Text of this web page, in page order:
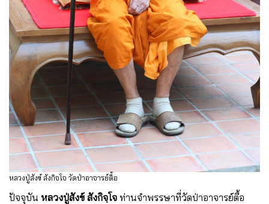
หลวงปู่สังข์ สังกิจโจ วัดป่าอาจารย์ตื้อ
ปัจจุบัน หลวงปู่สังข์ สังกิจฺโจ ท่านจำพรรษาที่วัดป่าอาจารย์ตื้อ